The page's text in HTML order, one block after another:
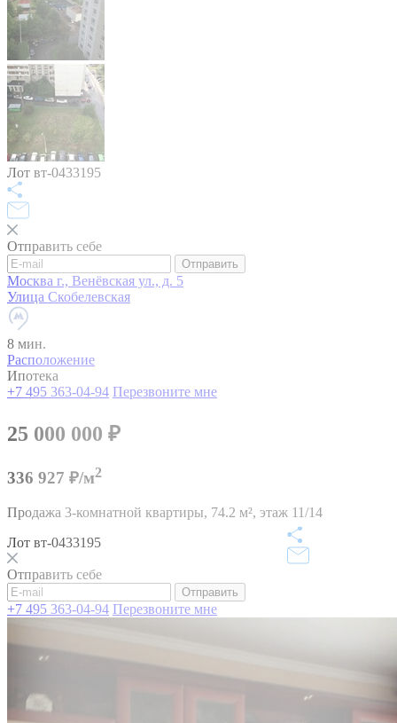
Лот вт-0433195
Отправить себе
Отправить
Москва г., Венёвская ул., д. 5
Улица Скобелевская
8 мин.
Расположение
Ипотека
+7 495 363-04-94 Перезвоните мне
25 000 000 ₽
336 927 ₽/м2
Продажа 3-комнатной квартиры, 74.2 м², этаж 11/14
Лот вт-0433195
Отправить себе
Отправить
+7 495 363-04-94 Перезвоните мне